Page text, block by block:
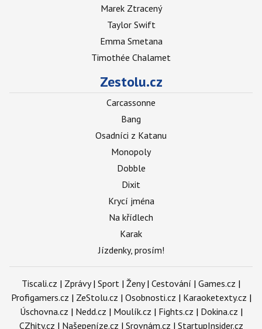
Marek Ztracený
Taylor Swift
Emma Smetana
Timothée Chalamet
Zestolu.cz
Carcassonne
Bang
Osadníci z Katanu
Monopoly
Dobble
Dixit
Krycí jména
Na křídlech
Karak
Jízdenky, prosím!
Tiscali.cz | Zprávy| Sport | Ženy| Cestování | Games.cz |
Profigamers.cz | ZeStolu.cz | Osobnosti.cz | Karaoketexty.cz |
Úschovna.cz | Nedd.cz | Moulík.cz | Fights.cz | Dokina.cz |
CZhity.cz | Našepeníze.cz | Srovnám.cz | StartupInsider.cz